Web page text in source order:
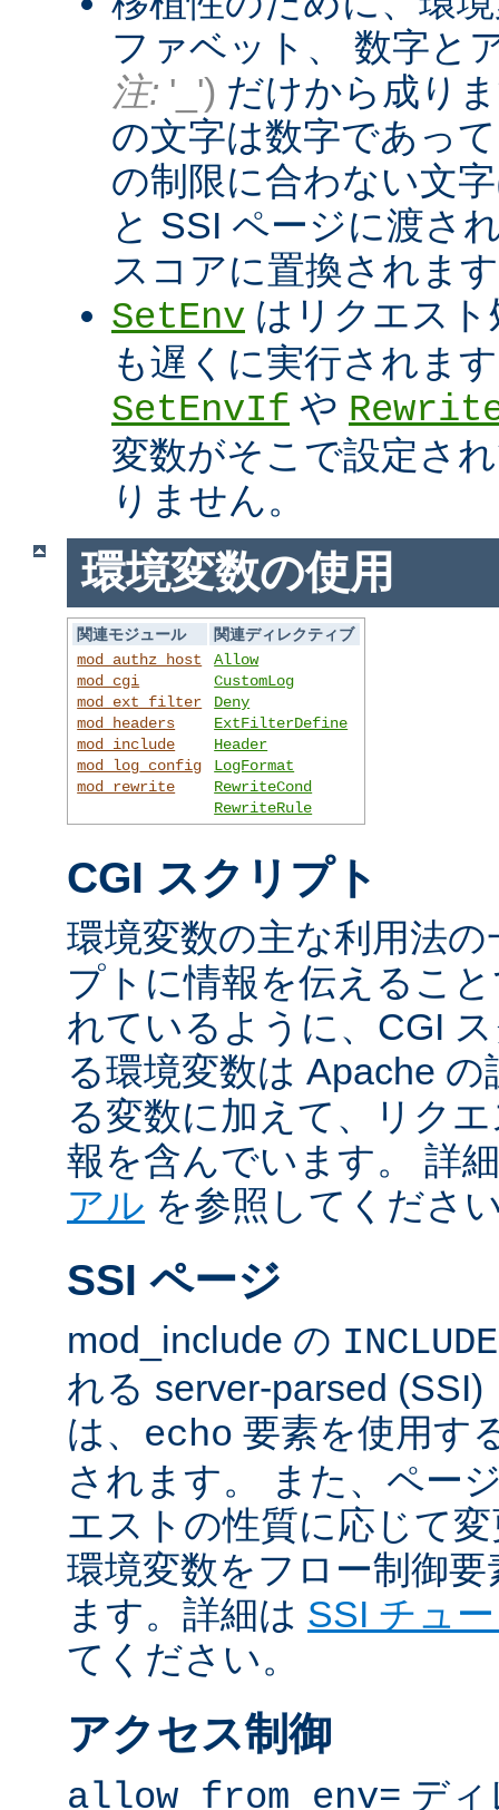
ファベット、 数字と
注: '_') だけから成り
の文字は数字であっ
の制限に合わない文
と SSI ページに渡さ
スコアに置換されま
SetEnv はリクエス
も遅くに実行されま
SetEnvIf や
変数がそこで設定さ
りません。
環境変数の使用
関連モジュール
関連ディレクティブ
mod_authz_host
mod_cgi
mod_ext_filter
mod_headers
mod_include
mod_log_config
mod_rewrite
Allow
CustomLog
Deny
ExtFilterDefine
Header
LogFormat
RewriteCond
RewriteRule
CGI スクリプト
環境変数の主な利用法
プトに情報を伝えるこ
れているように、CGI
る環境変数は Apache
る変数に加えて、リク
報を含んでいます。 詳
アル を参照してくださ
SSI ページ
mod_include の
れる server-parsed
は、 echo 要素を使用す
されます。 また、ペー
エストの性質に応じて
環境変数をフロー制御
ます。詳細は SSI チュ
てください。
アクセス制御
allow from env= デ